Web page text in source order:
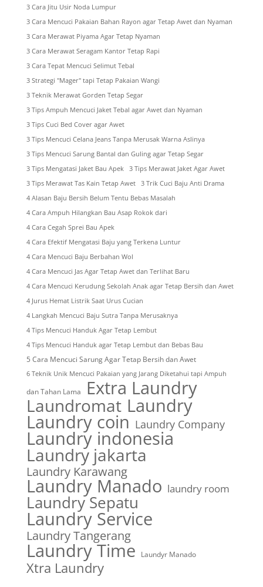
3 Cara Jitu Usir Noda Lumpur
3 Cara Mencuci Pakaian Bahan Rayon agar Tetap Awet dan Nyaman
3 Cara Merawat Piyama Agar Tetap Nyaman
3 Cara Merawat Seragam Kantor Tetap Rapi
3 Cara Tepat Mencuci Selimut Tebal
3 Strategi "Mager" tapi Tetap Pakaian Wangi
3 Teknik Merawat Gorden Tetap Segar
3 Tips Ampuh Mencuci Jaket Tebal agar Awet dan Nyaman
3 Tips Cuci Bed Cover agar Awet
3 Tips Mencuci Celana Jeans Tanpa Merusak Warna Aslinya
3 Tips Mencuci Sarung Bantal dan Guling agar Tetap Segar
3 Tips Mengatasi Jaket Bau Apek
3 Tips Merawat Jaket Agar Awet
3 Tips Merawat Tas Kain Tetap Awet
3 Trik Cuci Baju Anti Drama
4 Alasan Baju Bersih Belum Tentu Bebas Masalah
4 Cara Ampuh Hilangkan Bau Asap Rokok dari
4 Cara Cegah Sprei Bau Apek
4 Cara Efektif Mengatasi Baju yang Terkena Luntur
4 Cara Mencuci Baju Berbahan Wol
4 Cara Mencuci Jas Agar Tetap Awet dan Terlihat Baru
4 Cara Mencuci Kerudung Sekolah Anak agar Tetap Bersih dan Awet
4 Jurus Hemat Listrik Saat Urus Cucian
4 Langkah Mencuci Baju Sutra Tanpa Merusaknya
4 Tips Mencuci Handuk Agar Tetap Lembut
4 Tips Mencuci Handuk agar Tetap Lembut dan Bebas Bau
5 Cara Mencuci Sarung Agar Tetap Bersih dan Awet
6 Teknik Unik Mencuci Pakaian yang Jarang Diketahui tapi Ampuh
dan Tahan Lama Extra Laundry
Laundromat Laundry
Laundry coin Laundry Company
Laundry indonesia
Laundry jakarta
Laundry Karawang
Laundry Manado laundry room
Laundry Sepatu
Laundry Service
Laundry Tangerang
Laundry Time Laundyr Manado
Xtra Laundry